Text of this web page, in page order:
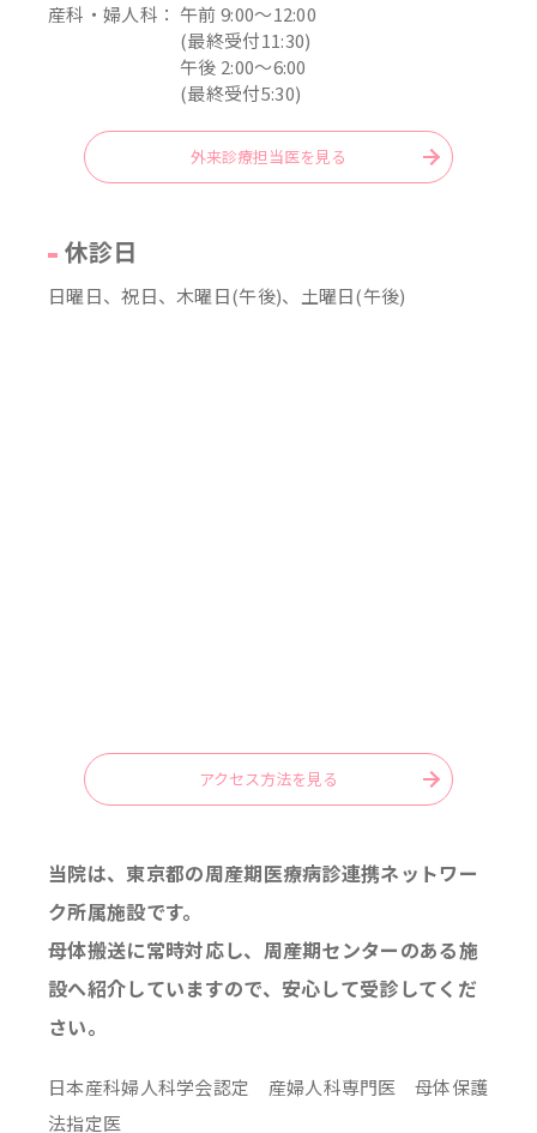
産科・婦人科： 午前 9:00～12:00
(最終受付11:30)
午後 2:00～6:00
(最終受付5:30)
外来診療担当医を見る
休診日
日曜日、祝日、木曜日(午後)、土曜日(午後)
アクセス方法を見る
当院は、東京都の周産期医療病診連携ネットワー
ク所属施設です。
母体搬送に常時対応し、周産期センターのある施
設へ紹介していますので、安心して受診してくだ
さい。
日本産科婦人科学会認定 産婦人科専門医 母体保護
法指定医